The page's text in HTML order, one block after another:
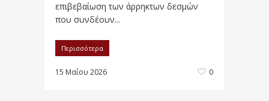
επιβεβαίωση των άρρηκτων δεσμών
που συνδέουν...
Περισσότερα
15 Μαΐου 2026 0